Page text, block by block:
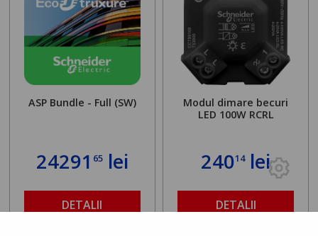
ASP Bundle - Full (SW)
24291 65lei
DETALII
Modul dimare becuri
LED 100W RCRL
24014lei
DETALII